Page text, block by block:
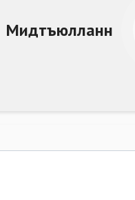
Мидтъюлланн